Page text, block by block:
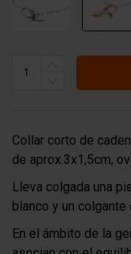
Collar corto de
de aprox.3x1,5cm,
Lleva colgada una
blanco y un colgante
En el ámbito de la